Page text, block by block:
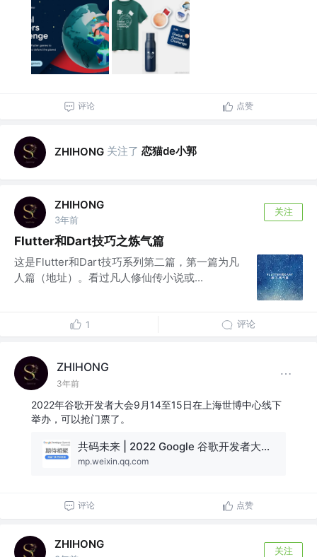
评论 点赞
ZHIHONG 关注了 恋猫de小郭
ZHIHONG
3年前
关注
Flutter和Dart技巧之炼气篇
这是Flutter和Dart技巧系列第二篇，第一篇为凡
人篇（地址）。看过凡人修仙传小说或...
1 评论
ZHIHONG
3年前
2022年谷歌开发者大会9月14至15日在上海世博中心线下
举办，可以抢门票了。
共码未来 | 2022 Google 谷歌开发者大会现场门票开放中，先到先得！
mp.weixin.qq.com
评论 点赞
ZHIHONG
关注